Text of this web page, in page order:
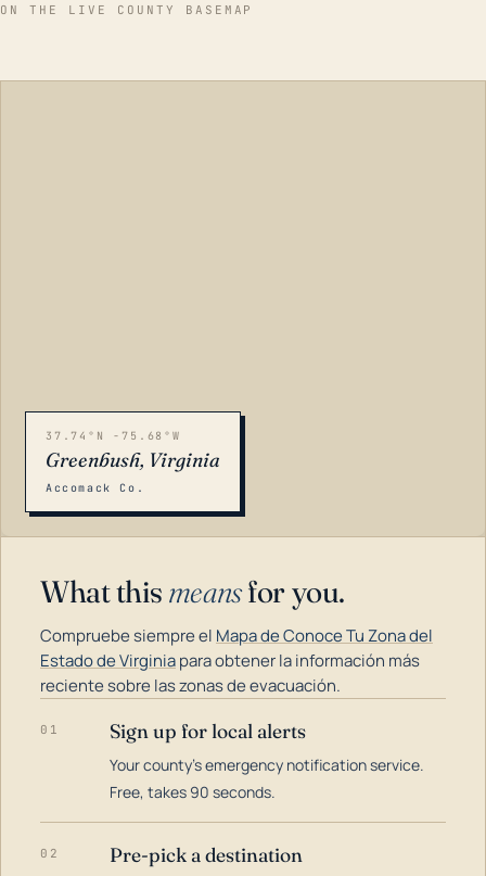
ON THE LIVE COUNTY BASEMAP
37.74°N -75.68°W
Greenbush, Virginia
Accomack Co.
What this meansfor you.
Compruebe siempre el Mapa de Conoce Tu Zona del
Estado de Virginiapara obtener la información más
reciente sobre las zonas de evacuación.
01 Sign up for local alerts
Your county's emergency notification service.
Free, takes 90 seconds.
02 Pre-pick a destination